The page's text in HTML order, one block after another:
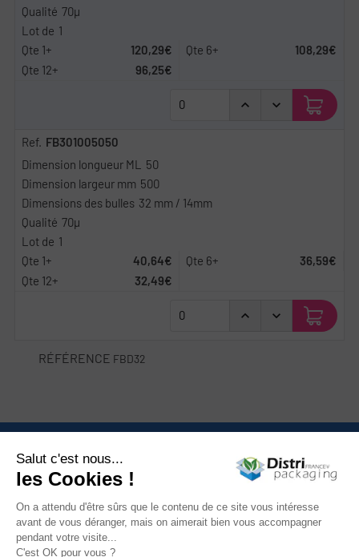
70µ
1
120,29€
108,29€
96,25€
FB301005050
50
500
32 mm / 14mm
70µ
1
40,64€
36,59€
32,49€
RÉFÉRENCE FBD32
Catégories 
Mon compte